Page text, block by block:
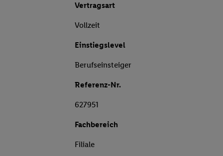
Vertragsart
Vollzeit
Einstiegslevel
Berufseinsteiger
Referenz-Nr.
627951
Fachbereich
Filiale